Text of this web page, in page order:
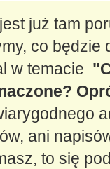
już tam
co będzie
w temacie
ani
to się